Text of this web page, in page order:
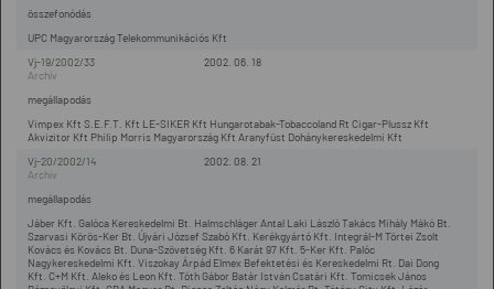
UPC Magyarország Telekommunikációs Kft
összefonódás
2002. 06. 18
Vj-19/2002/33
Vimpex Kft S.E.F.T. Kft LE-SIKER Kft Hungarotabak-Tobaccoland Rt Cigar-Plussz Kft
Akvizitor Kft Philip Morris Magyarország Kft Aranyfüst Dohánykereskedelmi Kft
megállapodás
2002. 08. 21
Vj-20/2002/14
Jáber Kft. Galóca Kereskedelmi Bt. Halmschláger Antal Laki László Takács Mihály Mákó Bt.
Szarvasi Körös-Ker Bt. Újvári József Szabó Kft. Kerékgyártó Kft. Integrál-M Törtei Zsolt
Kovács és Kovács Bt. Duna-Szövetség Kft. 6 Karát 97 Kft. 5-Ker Kft. Palóc
Nagykereskedelmi Kft. Viszokay Árpád Elmex Befektetési és Kereskedelmi Rt. Dai Dong
Kft. C+M Kft. Aleko és Leon Kft. Tóth Gábor Batár István Csatári Kft. Tomicsek János
megállapodás